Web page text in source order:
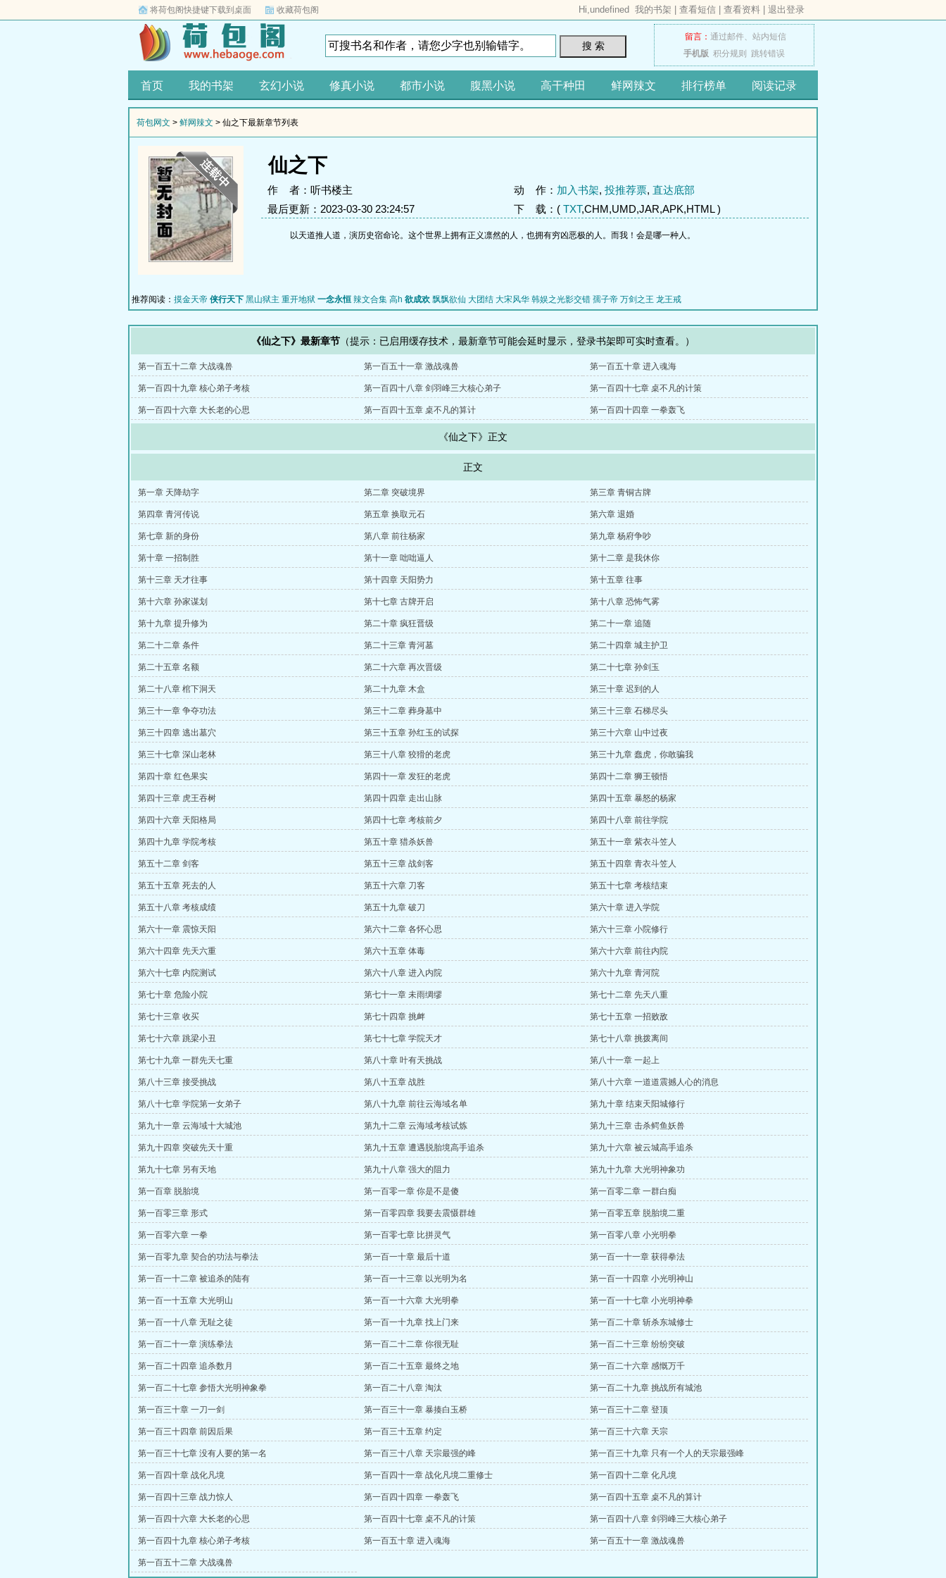
将荷包阁快捷键下载到桌面 收藏荷包阁 Hi,undefined 我的书架 查看短信 查看资料 退出登录
搜 索
留言： 通过邮件、 站内短信
手机版 积分规则 跳转错误
首页 我的书架 玄幻小说 修真小说 都市小说 腹黑小说 高干种田 鲜网辣文 排行榜单 阅读记录
荷包网文 > 鲜网辣文 > 仙之下最新章节列表
仙之下
作 者：听书楼主 动 作： 加入书架, 投推荐票, 直达底部
最后更新：2023-03-30 23:24:57
下 载：( TXT,CHM,UMD,JAR,APK,HTML )
以天道推人道，演历史宿命论。这个世界上拥有正义凛然的人，也拥有穷凶恶极的人。而我！会是哪一种人。
推荐阅读： 摸金天帝 侠行天下 黑山狱主 重开地狱 一念永恒 辣文合集 高h 欲成欢 飘飘欲仙 大团结 大宋风华 韩娱之光影交错 孺子帝 万剑之王 龙王戒
《仙之下》最新章节 （提示：已启用缓存技术，最新章节可能会延时显示，登录书架即可实时查看。）
第一百五十二章 大战魂兽 第一百五十一章 激战魂兽 第一百五十章 进入魂海
第一百四十九章 核心弟子考核 第一百四十八章 剑羽峰三大核心弟子 第一百四十七章 桌不凡的计策
第一百四十六章 大长老的心思 第一百四十五章 桌不凡的算计 第一百四十四章 一拳轰飞
《仙之下》正文
正文
第一章 天降劫字 第二章 突破境界 第三章 青铜古牌
第四章 青河传说 第五章 换取元石 第六章 退婚
第七章 新的身份 第八章 前往杨家 第九章 杨府争吵
第十章 一招制胜 第十一章 咄咄逼人 第十二章 是我休你
第十三章 天才往事 第十四章 天阳势力 第十五章 往事
第十六章 孙家谋划 第十七章 古牌开启 第十八章 恐怖气雾
第十九章 提升修为 第二十章 疯狂晋级 第二十一章 追随
第二十二章 条件 第二十三章 青河墓 第二十四章 城主护卫
第二十五章 名额 第二十六章 再次晋级 第二十七章 孙剑玉
第二十八章 棺下洞天 第二十九章 木盒 第三十章 迟到的人
第三十一章 争夺功法 第三十二章 葬身墓中 第三十三章 石梯尽头
第三十四章 逃出墓穴 第三十五章 孙红玉的试探 第三十六章 山中过夜
第三十七章 深山老林 第三十八章 狡猾的老虎 第三十九章 蠢虎，你敢骗我
第四十章 红色果实 第四十一章 发狂的老虎 第四十二章 狮王顿悟
第四十三章 虎王吞树 第四十四章 走出山脉 第四十五章 暴怒的杨家
第四十六章 天阳格局 第四十七章 考核前夕 第四十八章 前往学院
第四十九章 学院考核 第五十章 猎杀妖兽 第五十一章 紫衣斗笠人
第五十二章 剑客 第五十三章 战剑客 第五十四章 青衣斗笠人
第五十五章 死去的人 第五十六章 刀客 第五十七章 考核结束
第五十八章 考核成绩 第五十九章 破刀 第六十章 进入学院
第六十一章 震惊天阳 第六十二章 各怀心思 第六十三章 小院修行
第六十四章 先天六重 第六十五章 体毒 第六十六章 前往内院
第六十七章 内院测试 第六十八章 进入内院 第六十九章 青河院
第七十章 危险小院 第七十一章 未雨绸缪 第七十二章 先天八重
第七十三章 收买 第七十四章 挑衅 第七十五章 一招败敌
第七十六章 跳梁小丑 第七十七章 学院天才 第七十八章 挑拨离间
第七十九章 一群先天七重 第八十章 叶有天挑战 第八十一章 一起上
第八十三章 接受挑战 第八十五章 战胜 第八十六章 一道道震撼人心的消息
第八十七章 学院第一女弟子 第八十九章 前往云海域名单 第九十章 结束天阳城修行
第九十一章 云海域十大城池 第九十二章 云海域考核试炼 第九十三章 击杀鳄鱼妖兽
第九十四章 突破先天十重 第九十五章 遭遇脱胎境高手追杀 第九十六章 被云城高手追杀
第九十七章 另有天地 第九十八章 强大的阻力 第九十九章 大光明神象功
第一百章 脱胎境 第一百零一章 你是不是傻 第一百零二章 一群白痴
第一百零三章 形式 第一百零四章 我要去震慑群雄 第一百零五章 脱胎境二重
第一百零六章 一拳 第一百零七章 比拼灵气 第一百零八章 小光明拳
第一百零九章 契合的功法与拳法 第一百一十章 最后十道 第一百一十一章 获得拳法
第一百一十二章 被追杀的陆有 第一百一十三章 以光明为名 第一百一十四章 小光明神山
第一百一十五章 大光明山 第一百一十六章 大光明拳 第一百一十七章 小光明神拳
第一百一十八章 无耻之徒 第一百一十九章 找上门来 第一百二十章 斩杀东城修士
第一百二十一章 演练拳法 第一百二十二章 你很无耻 第一百二十三章 纷纷突破
第一百二十四章 追杀数月 第一百二十五章 最终之地 第一百二十六章 感慨万千
第一百二十七章 参悟大光明神象拳 第一百二十八章 淘汰 第一百二十九章 挑战所有城池
第一百三十章 一刀一剑 第一百三十一章 暴揍白玉桥 第一百三十二章 登顶
第一百三十四章 前因后果 第一百三十五章 约定 第一百三十六章 天宗
第一百三十七章 没有人要的第一名 第一百三十八章 天宗最强的峰 第一百三十九章 只有一个人的天宗最强峰
第一百四十章 战化凡境 第一百四十一章 战化凡境二重修士 第一百四十二章 化凡境
第一百四十三章 战力惊人 第一百四十四章 一拳轰飞 第一百四十五章 桌不凡的算计
第一百四十六章 大长老的心思 第一百四十七章 桌不凡的计策 第一百四十八章 剑羽峰三大核心弟子
第一百四十九章 核心弟子考核 第一百五十章 进入魂海 第一百五十一章 激战魂兽
第一百五十二章 大战魂兽